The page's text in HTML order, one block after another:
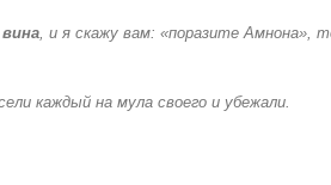
, и я скажу вам: «поразите Амнона»,
каждый на мула своего и убежали.